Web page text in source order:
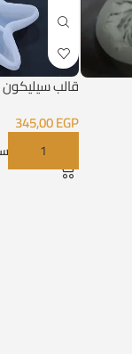
قالب
345,00EGP
إضافة إلى